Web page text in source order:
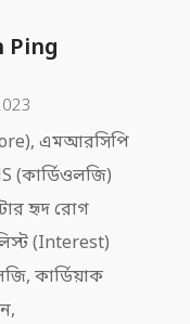
Ping
এমআরসিপি
(কার্ডিওলজি)
হৃদ রোগ
(Interest)
কার্ডিয়াক